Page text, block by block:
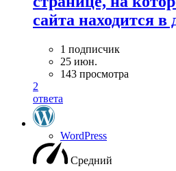
сайта находится
1 подписчик
25 июн.
143 просмотра
2
ответа
WordPress
Средний